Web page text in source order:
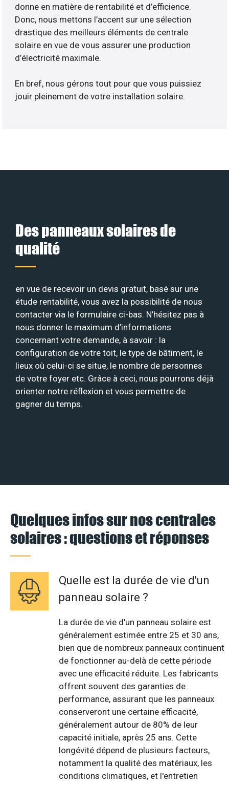
donne en matière de rentabilité et d’efficience.
Donc, nous mettons l’accent sur une sélection
drastique des meilleurs éléments de centrale
solaire en vue de vous assurer une production
d’électricité maximale.
En bref, nous gérons tout pour que vous puissiez
jouir pleinement de votre installation solaire.
Des panneaux solaires de
qualité
en vue de recevoir un devis gratuit, basé sur une
étude rentabilité, vous avez la possibilité de nous
contacter via le formulaire ci-bas. N’hésitez pas à
nous donner le maximum d’informations
concernant votre demande, à savoir : la
configuration de votre toit, le type de bâtiment, le
lieux où celui-ci se situe, le nombre de personnes
de votre foyer etc. Grâce à ceci, nous pourrons déjà
orienter notre réflexion et vous permettre de
gagner du temps.
Quelques infos sur nos centrales
solaires : questions et réponses
Quelle est la durée de vie d'un
panneau solaire ?
La durée de vie d'un panneau solaire est
généralement estimée entre 25 et 30 ans,
bien que de nombreux panneaux continuent
de fonctionner au-delà de cette période
avec une efficacité réduite. Les fabricants
offrent souvent des garanties de
performance, assurant que les panneaux
conserveront une certaine efficacité,
généralement autour de 80% de leur
capacité initiale, après 25 ans. Cette
longévité dépend de plusieurs facteurs,
notamment la qualité des matériaux, les
conditions climatiques, et l'entretien